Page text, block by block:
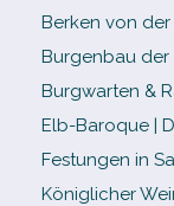
Berken von
Burgenbau der
Burgwarten &
Elb-​Baroque |
Festungen in
Königlicher